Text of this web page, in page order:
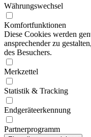
Währungswechsel
Komfortfunktionen
Diese Cookies werden
ansprechender zu
des Besuchers.
Merkzettel
Statistik & Tracking
Endgeräteerkennung
Partnerprogramm